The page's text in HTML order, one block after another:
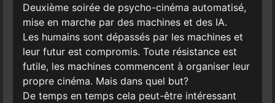
Deuxième soirée de psycho-cinéma automatisé,
mise en marche par des machines et des IA.
Les humains sont dépassés par les machines et
leur futur est compromis. Toute résistance est
futile, les machines commencent à organiser leur
propre cinéma. Mais dans quel but?
De temps en temps cela peut-être intéressant